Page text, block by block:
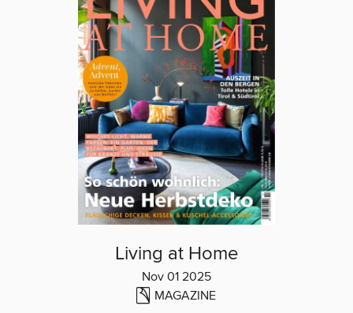
Living at Home
Nov 01 2025
MAGAZINE